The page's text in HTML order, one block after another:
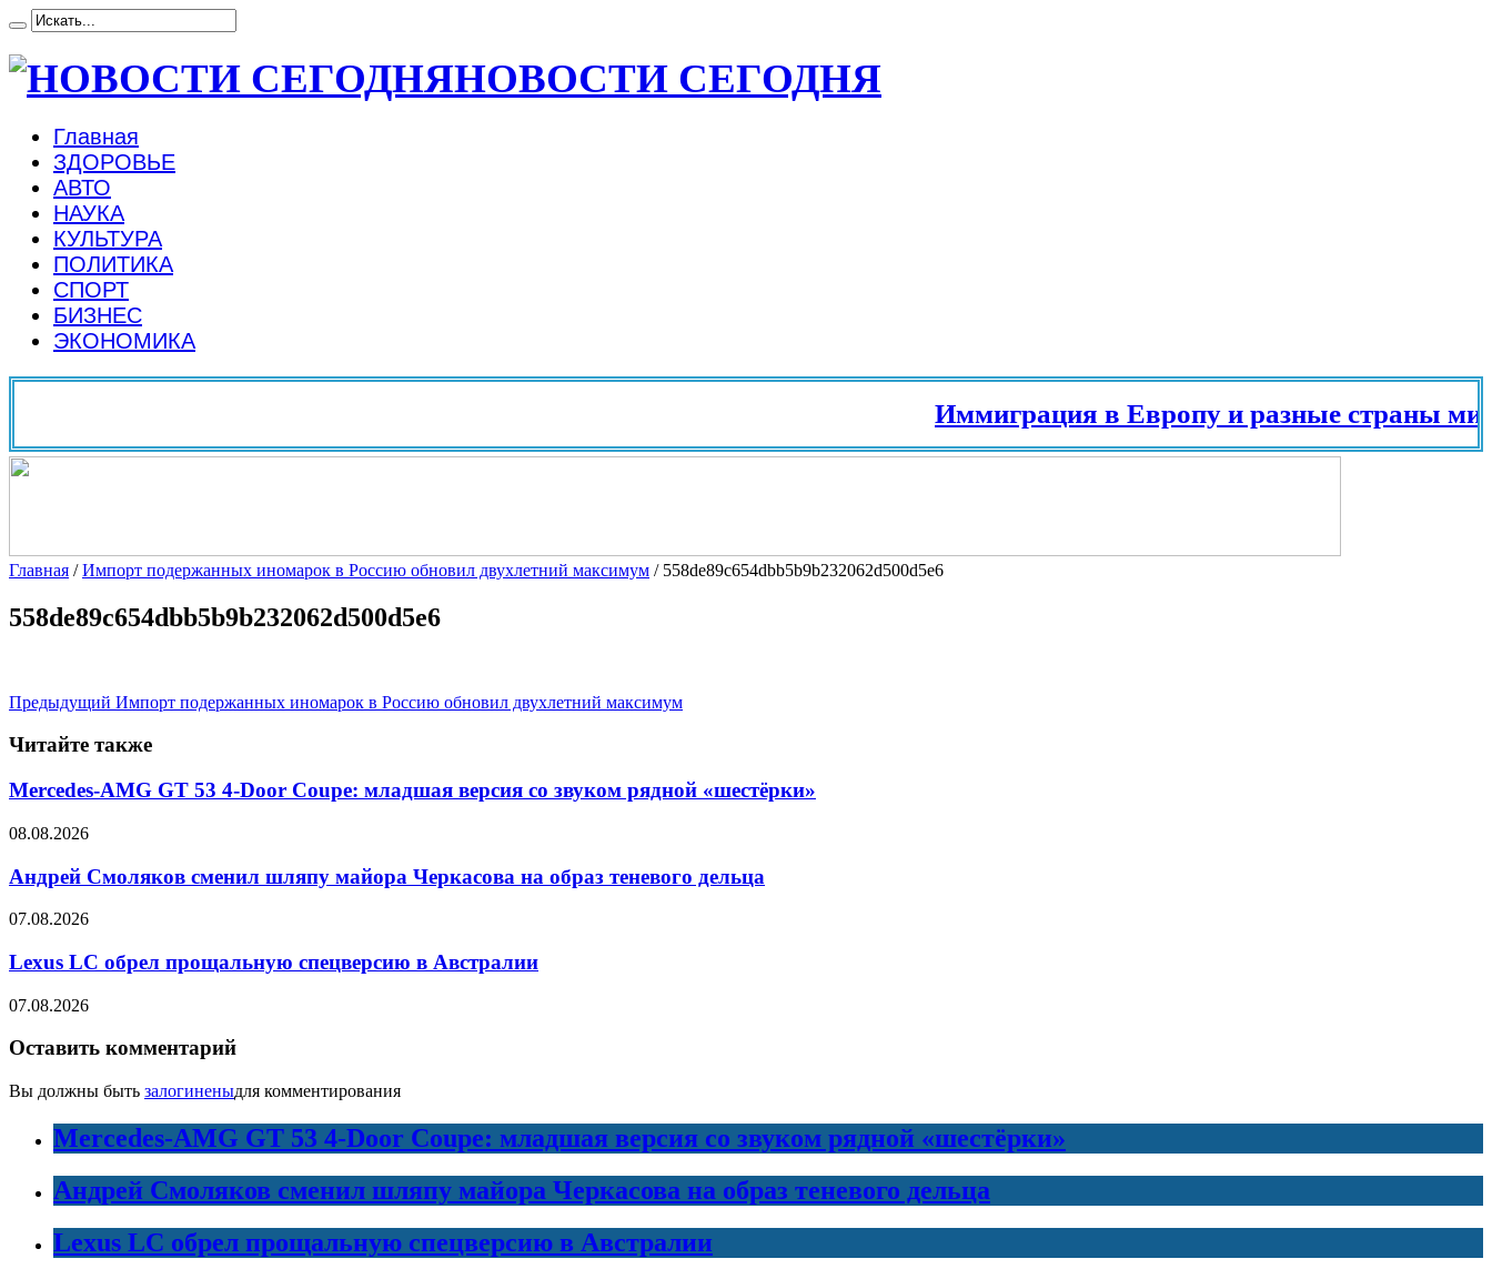
НОВОСТИ СЕГОДНЯ
Главная
ЗДОРОВЬЕ
АВТО
НАУКА
КУЛЬТУРА
ПОЛИТИКА
СПОРТ
БИЗНЕС
ЭКОНОМИКА
Иммиграция в Европу и разные страны мира
Главная /Импорт подержанных иномарок в Россию обновил двухлетний максимум / 558de89c654dbb5b9b232062d500d5e6
558de89c654dbb5b9b232062d500d5e6
Предыдущий Импорт подержанных иномарок в Россию обновил двухлетний максимум
Читайте также
Mercedes-AMG GT 53 4-Door Coupe: младшая версия со звуком рядной «шестёрки»
08.08.2026
Андрей Смоляков сменил шляпу майора Черкасова на образ теневого дельца
07.08.2026
Lexus LC обрел прощальную спецверсию в Австралии
07.08.2026
Оставить комментарий
Вы должны быть залогиненыдля комментирования
Mercedes-AMG GT 53 4-Door Coupe: младшая версия со звуком рядной «шестёрки»
Андрей Смоляков сменил шляпу майора Черкасова на образ теневого дельца
Lexus LC обрел прощальную спецверсию в Австралии